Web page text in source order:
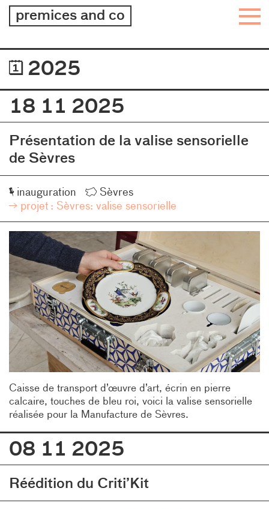
premices and coarchitecture
–
Journal
2025
18 11 2025
Présentation de la valise sensorielle
de Sèvres
Événement
inauguration Lieu
Sèvres
projet : Sèvres: valise sensorielle
Caisse de transport d’œuvre d’art, écrin en pierre
calcaire, touches de bleu roi, voici la valise sensorielle
réalisée pour la Manufacture de Sèvres.
08 11 2025
Réédition du Criti’Kit